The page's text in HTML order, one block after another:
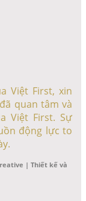
Việt First, xin
quan tâm và
Việt First. Sự
động lực to
| Thiết kế và